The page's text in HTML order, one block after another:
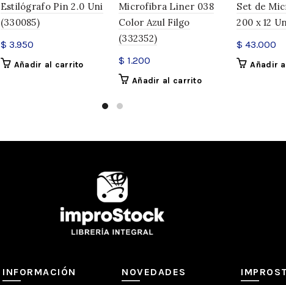
INFORMACIÓN ADICIONAL
SKU:329349
Categorías:
Microfibras
Estilógrafo Pin 2.0 Uni
(330085)
$ 3.950
Añadir al carrito
Microfibra Liner 038
Color Azul Filgo
(332352)
$ 1.200
Añadir al carrito
Set de
200 x 12
$ 43.000
Añadir
INFORMACIÓN NOVEDADES